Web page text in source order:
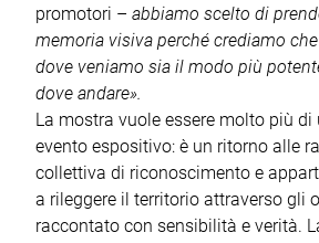
promotori – abbiamo scelto di
memoria visiva perché crediamo
dove veniamo sia il modo più
dove andare».
La mostra vuole essere molto più di
evento espositivo: è un ritorno alle
collettiva di riconoscimento e
a rileggere il territorio attraverso gli
raccontato con sensibilità e verità.